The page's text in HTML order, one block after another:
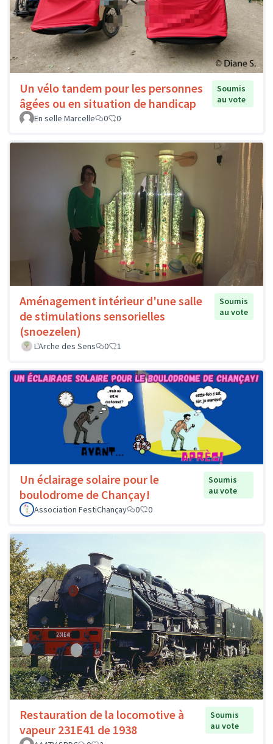
Un vélo tandem pour les personnes
âgées ou en situation de handicap
Soumis
au vote
En selle Marcelle
0 0
Aménagement intérieur d'une salle
de stimulations sensorielles
(snoezelen)
Soumis
au vote
L'Arche des Sens 0 1
Un éclairage solaire pour le
boulodrome de Chançay!
Soumis
au vote
Association FestiChançay
0 0
Restauration de la locomotive à
vapeur 231E41 de 1938
Soumis
au vote